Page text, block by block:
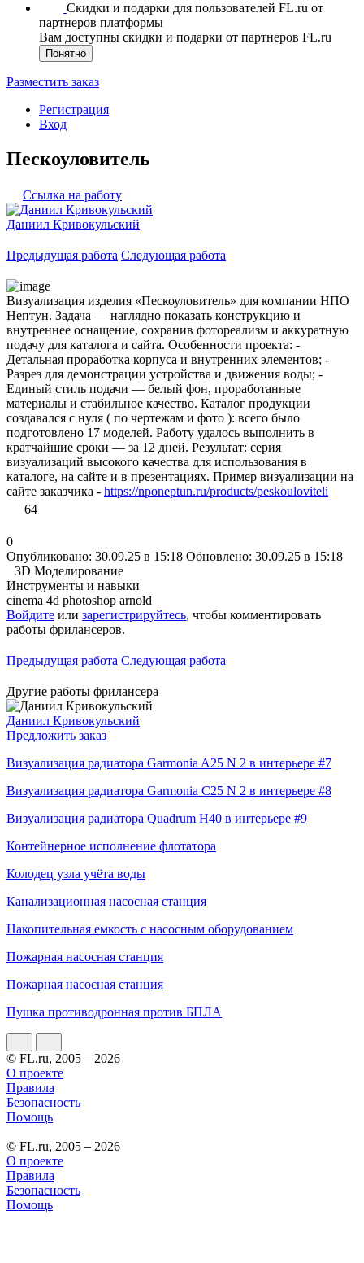
Скидки и подарки для пользователей FL.ru от
партнеров платформы
Вам доступны скидки и подарки от партнеров FL.ru
Понятно
Разместить заказ
Регистрация
Вход
Пескоуловитель
Ссылка на работу
Даниил Кривокульский
Предыдущая работа Следующая работа
Визуализация изделия «Пескоуловитель» для компании НПО
Нептун. Задача — наглядно показать конструкцию и
внутреннее оснащение, сохранив фотореализм и аккуратную
подачу для каталога и сайта. Особенности проекта: -
Детальная проработка корпуса и внутренних элементов; -
Разрез для демонстрации устройства и движения воды; -
Единый стиль подачи — белый фон, проработанные
материалы и стабильное качество. Каталог продукции
создавался с нуля ( по чертежам и фото ): всего было
подготовлено 17 моделей. Работу удалось выполнить в
кратчайшие сроки — за 12 дней. Результат: серия
визуализаций высокого качества для использования в
каталоге, на сайте и в презентациях. Пример визуализации на
сайте заказчика - https://nponeptun.ru/products/peskouloviteli
64
0
Опубликовано: 30.09.25 в 15:18 Обновлено: 30.09.25 в 15:18
3D Моделирование
Инструменты и навыки
cinema 4d photoshop arnold
Войдите или зарегистрируйтесь, чтобы комментировать
работы фрилансеров.
Предыдущая работа Следующая работа
Другие работы фрилансера
Даниил Кривокульский
Предложить заказ
Визуализация радиатора Garmonia A25 N 2 в интерьере #7
Визуализация радиатора Garmonia C25 N 2 в интерьере #8
Визуализация радиатора Quadrum H40 в интерьере #9
Контейнерное исполнение флотатора
Колодец узла учёта воды
Канализационная насосная станция
Накопительная емкость с насосным оборудованием
Пожарная насосная станция
Пожарная насосная станция
Пушка противодронная против БПЛА
© FL.ru, 2005 – 2026
О проекте
Правила
Безопасность
Помощь
© FL.ru, 2005 – 2026
О проекте
Правила
Безопасность
Помощь